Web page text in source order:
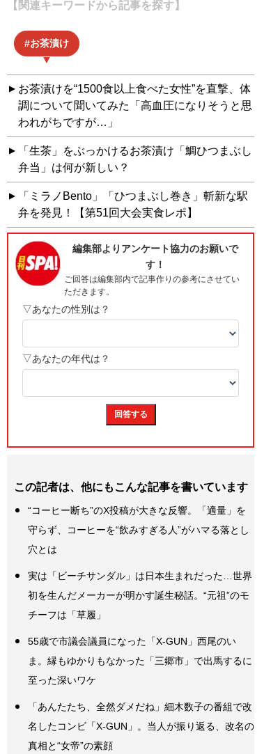
【関連キーワードから記事を探す】
お茶漬け
お茶漬けを“1500食以上食べた女性”を直撃、体
調について聞いてみた「高血圧になりそうと思
われがちですが…」
「生茶」をぶっかけるお茶漬け「鯛ひつまぶし
弁当」は何が新しい？
「ミラノBento」「ひつまぶし巻き」斬新な駅
弁を発見！【第51回大会実食レポ】
この記者は、他にもこんな記事を書いています
“コーヒー断ち”のX投稿が大きな反響。「適量」を
守らず、コーヒーを“飲みすぎる人”がハマる落とし
穴とは
実は「ビーチサンダル」は日本生まれだった…世界
初を生んだメーカーが明かす誕生秘話。“元祖”のモ
チーフは「草履」
55歳で市議会議員になった「X-GUN」西尾のい
ま。縁もゆかりもなかった「三郷市」で出馬するに
至った深いワケ
「あんたたち、全然ダメだね」細木数子の番組で改
名したコンビ「X-GUN」。当人が振り返る、改名の
真相と“女帝”の素顔